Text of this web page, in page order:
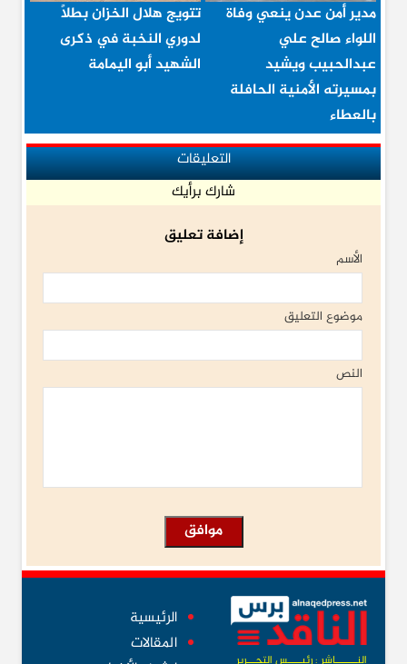
مدير أمن عدن ينعي وفاة
اللواء صالح علي
عبدالحبيب ويشيد
بمسيرته الأمنية الحافلة
بالعطاء
تتويج هلال الخزان بطلاً
لدوري النخبة في ذكرى
الشهيد أبو اليمامة
التعليقات
شارك برأيك
إضافة تعليق
الأسم
موضوع التعليق
النص
النــــــــاشر : رئيـــــس التحـــرير
الرئيسية
المقالات